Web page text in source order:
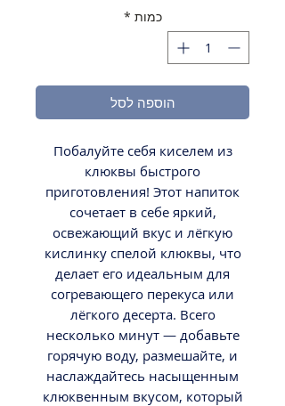
כמות *
הוספה לסל
Побалуйте себя киселем из
клюквы быстрого
приготовления! Этот напиток
сочетает в себе яркий,
освежающий вкус и лёгкую
кислинку спелой клюквы, что
делает его идеальным для
согревающего перекуса или
лёгкого десерта. Всего
несколько минут — добавьте
горячую воду, размешайте, и
наслаждайтесь насыщенным
клюквенным вкусом, который